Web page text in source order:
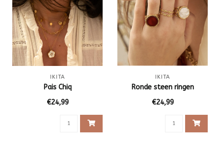
IKITA
Pais Chiq
€24,99
IKITA
Ronde steen ringen
€24,99